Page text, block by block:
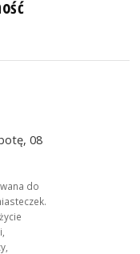
08
do